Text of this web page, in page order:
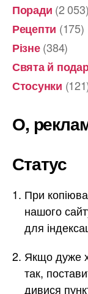
Поради (2 053)
Рецепти (175)
Різне(384)
Свята й
Стосунки
О,
Статус
При
нашого
для
Якщо дуже
так,
дивися